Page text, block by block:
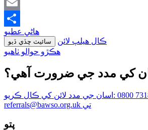
WhatsApp
Email
Share
هاڻي عطيو
سائيٽ ڇڏي ڏيو
ڪال هيلپ لائن
ھڪڙو حوالو ٺاھيو
کي مدد جي ضرورت آھي؟
اسان جي مدد لائن کي ڪال ڪريو: 0800
referrals@bawso.org.uk تي
پتو